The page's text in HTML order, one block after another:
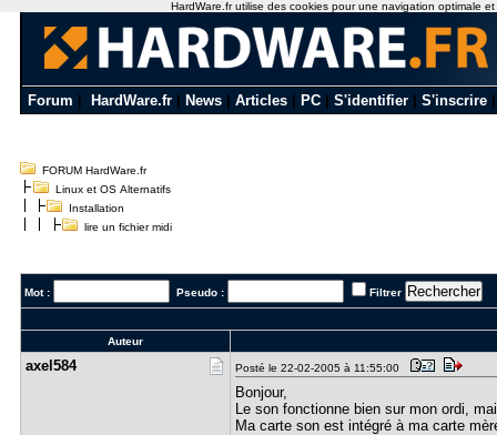
Forum HardWare.fr News Articles PC S'identifier S'inscrire
FORUM HardWare.fr
Linux et OS Alternatifs
Installation
lire un fichier midi
Mot : Pseudo : Filtrer
Auteur
axel584 Posté le 22-02-2005 à 11:55:00
Bonjour,
Le son fonctionne bien sur mon ordi,
Ma carte son est intégré à ma carte
HardWare.fr utilise des cookies pour une navigation optimale